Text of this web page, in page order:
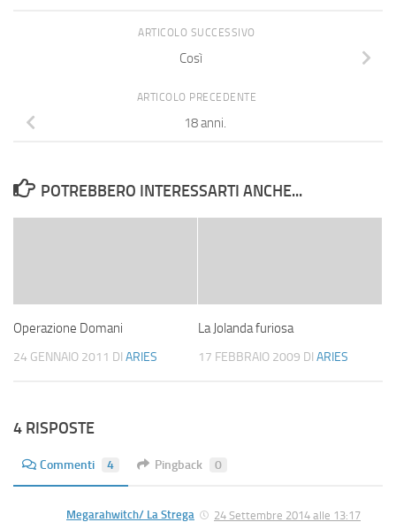
ARTICOLO SUCCESSIVO
Così
ARTICOLO PRECEDENTE
18 anni.
POTREBBERO INTERESSARTI ANCHE...
Operazione Domani
24 GENNAIO 2011 DI ARIES
La Jolanda furiosa
17 FEBBRAIO 2009 DI ARIES
4 RISPOSTE
Commenti 4 Pingback 0
Megarahwitch/ La Strega
24 Settembre 2014 alle 13:17